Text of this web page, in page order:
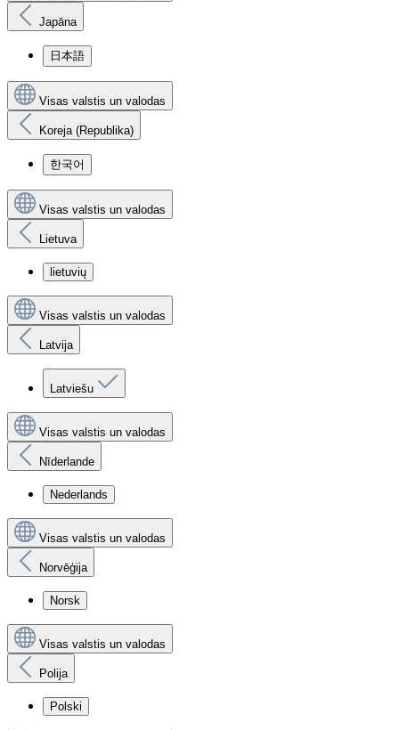
Japāna
日本語
Visas valstis un valodas
Koreja (Republika)
한국어
Visas valstis un valodas
Lietuva
lietuvių
Visas valstis un valodas
Latvija
Latviešu
Visas valstis un valodas
Nīderlande
Nederlands
Visas valstis un valodas
Norvēģija
Norsk
Visas valstis un valodas
Polija
Polski